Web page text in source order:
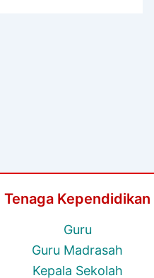
Tenaga Kependidikan
Guru
Guru Madrasah
Kepala Sekolah